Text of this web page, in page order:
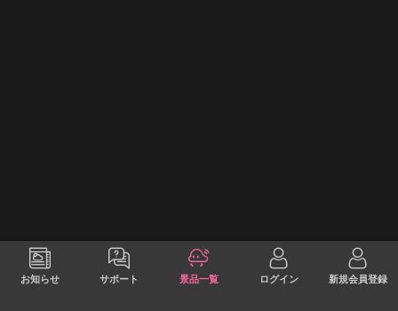
お知らせ サポート 景品一覧 ログイン 新規会員登録